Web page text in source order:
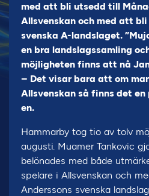
med att bli utsedd till
Allsvenskan och med att
svenska A-landslaget.
en bra landslagssamling
möjligheten finns att nå
– Det visar bara att om
Allsvenskan så finns det
en.
Hammarby tog tio av tolv
augusti. Muamer Tankovic
belönades med både
spelare i Allsvenskan och
Anderssons svenska